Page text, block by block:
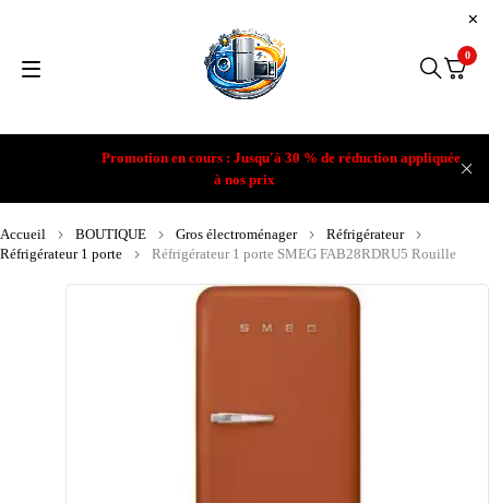
Promotion en cours : Jusqu'à 30 % de réduction appliquée
à nos prix
0
Accueil BOUTIQUE Gros électroménager
Réfrigérateur
Réfrigérateur 1 porte
Réfrigérateur 1 porte SMEG FAB28RDRU5 Rouille